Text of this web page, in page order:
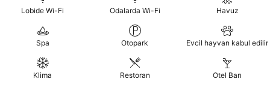
Lobide Wi-Fi Odalarda Wi-Fi Havuz
Spa Otopark Evcil hayvan kabul edilir
Klima Restoran Otel Barı